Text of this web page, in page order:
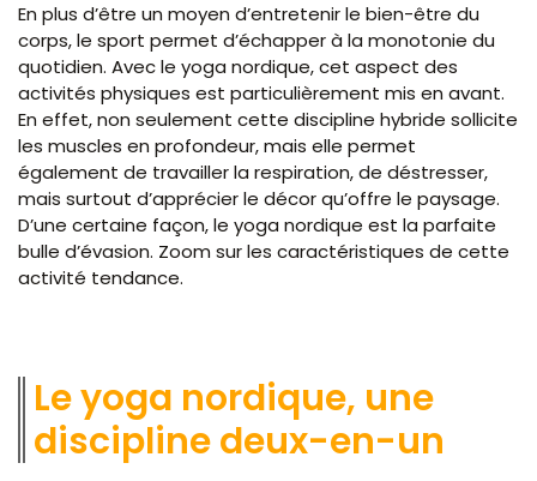
En plus d’être un moyen d’entretenir le bien-être du
corps, le sport permet d’échapper à la monotonie du
quotidien. Avec le yoga nordique, cet aspect des
activités physiques est particulièrement mis en avant.
En effet, non seulement cette discipline hybride sollicite
les muscles en profondeur, mais elle permet
également de travailler la respiration, de déstresser,
mais surtout d’apprécier le décor qu’offre le paysage.
D’une certaine façon, le yoga nordique est la parfaite
bulle d’évasion. Zoom sur les caractéristiques de cette
activité tendance.
Le yoga nordique, une
discipline deux-en-un